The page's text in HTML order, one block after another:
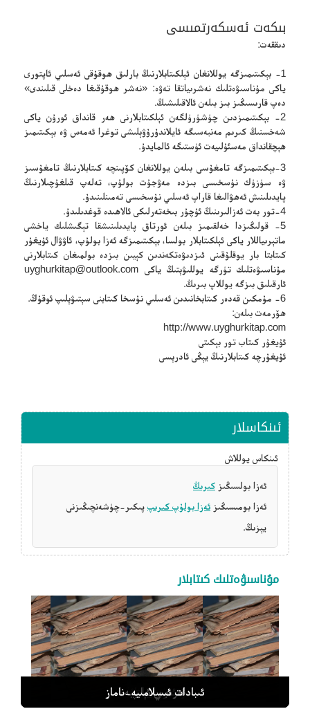
بىكەت ئەسكەرتمىسى
دىققەت:
1- بېكىتىمىزگە يوللانغان ئېلكىتابلارنىڭ بارلىق ھوقۇقى ئەسلىي ئاپتورى
ياكى مۇناسىۋەتلىك نەشرىياتقا تەۋە: «نەشر ھوقۇقىغا دەخلى قىلىندى»
دەپ قارىسىڭىز بىز بىلەن ئالاقىلىشىڭ.
2- بېكىتىمىزدىن چۈشۈرۈلگەن ئېلكىتابلارنى ھەر قانداق ئورۇن ياكى
شەخسنىڭ كىرىم مەنبەسىگە ئايلاندۇرۇۋېلىشى توغرا ئەمەس ۋە بېكىتىمىز
ھېچقانداق مەسئۇلىيەت ئۈستىگە ئالمايدۇ.
3-بېكىتىمىزگە تامغۇسى بىلەن يوللانغان كۆپىنچە كىتابلارنىڭ تامغۇسىز
ۋە سۈزۈك نۇسخىسى بىزدە مەۋجۇت بولۇپ، تەلەپ قىلغۇچىلارنىڭ
پايدىلىنىش ئەھۋالىغا قاراپ ئەسلىي نۇسخىسى تەمىنلىنىدۇ.
4-تور بەت ئەزالىرىنىڭ ئۇچۇر بىخەتەرلىكى ئالاھىدە قوغدىلىدۇ.
5- قولىڭىزدا خەلقىمىز بىلەن ئورتاق پايدىلىنىشقا تېگىشلىك ياخشى
ماتېرىياللار ياكى ئېلكىتابلار بولسا، بېكىتىمىزگە ئەزا بولۇپ، ئاۋۋال ئۇيغۇر
كىتابتا بار يوقلۇقىنى ئىزدىۋەتكەندىن كېيىن بىزدە بولمىغان كىتابلارنى
مۇناسىۋەتلىك تۈرگە يوللىۋېتىڭ ياكى uyghurkitap@outlook.com
ئارقىلىق بىزگە يوللاپ بىرىڭ.
6- مۇمكىن قەدەر كىتابخانىدىن ئەسلىي نۇسخا كىتابنى سېتىۋېلىپ ئوقۇڭ.
ھۆرمەت بىلەن:
http://www.uyghurkitap.com
ئۇيغۇر كىتاب تور بېكىتى
ئۇيغۇرچە كىتابلارنىڭ يېڭى ئادرېسى
ئىنكاسلار
ئىنكاس يوللاش
ئەزا بولسىڭىز كىرىڭ
ئەزا بومىسىڭىز ئەزا بولۇپ كىرىپ پىكىر-چۈشەنچىڭىزنى
يېزىڭ.
مۇناسىۋەتلىك كىتابلار
رەسىملىك جۇغراپىيە
مۇنتەزەم قىرائەت
ئەرەبىييات
ئەرەبىي ئېلىپبە
ئىبادات ئىسلامىيە-ناماز